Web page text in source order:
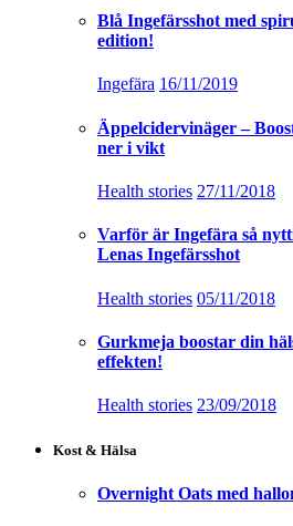
Blå Ingefärsshot med
edition!
Ingefära 16/11/2019
Äppelcidervinäger –
ner i vikt
Health stories 27/11/2018
Varför är Ingefära så
Lenas Ingefärsshot
Health stories 05/11/2018
Gurkmeja boostar din
effekten!
Health stories 23/09/2018
Kost & Hälsa
Overnight Oats med